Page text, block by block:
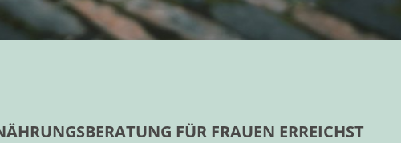
FÜR FRAUEN ERREICHST